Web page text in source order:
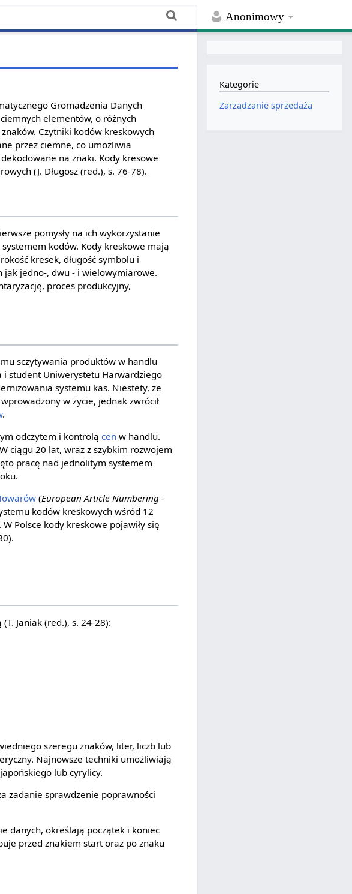
Anonimowy
Gromadzenia Danych
elementów, o różnych
Czytniki kodów kreskowych
przez ciemne, co umożliwia
na znaki. Kody kresowe
(J. Długosz (red.), s. 76-78).
pomysły na ich wykorzystanie
kodów. Kody kreskowe mają
kresek, długość symbolu i
jak jedno-, dwu - i wielowymiarowe.
proces produkcyjny,
sczytywania produktów w handlu
i student Uniwerystetu Harwardziego
systemu kas. Niestety, ze
w życie, jednak zwrócił
.
odczytem i kontrolącen w handlu.
ciągu 20 lat, wraz z szybkim rozwojem
pracę nad jednolitym systemem
(European Article Numbering -
kodów kreskowych wśród 12
Polsce kody kreskowe pojawiły się
Janiak (red.), s. 24-28):
szeregu znaków, liter, liczb lub
Najnowsze techniki umożliwiają
lub cyrylicy.
zadanie sprawdzenie poprawności
danych, określają początek i koniec
przed znakiem start oraz po znaku
Kategorie
Zarządzanie sprzedażą